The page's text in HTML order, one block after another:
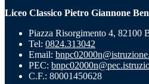
Liceo Classico Pietro Giannone
Piazza Risorgimento 4, 82100
Tel: 0824.313042
Email:
PEC:
C.F.: 80001450628